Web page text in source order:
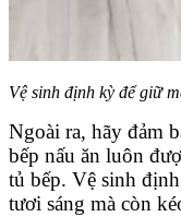
Vệ sinh định kỳ để giữ
Ngoài ra, hãy đảm
bếp nấu ăn luôn
tủ bếp. Vệ sinh
tươi sáng mà còn